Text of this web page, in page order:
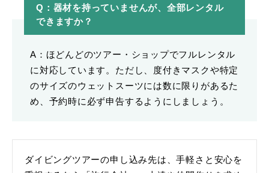
Q：器材を持っていませんが、全部レンタル
できますか？
A：ほどんどのツアー・ショップでフルレンタル
に対応しています。ただし、度付きマスクや特定
のサイズのウェットスーツには数に限りがあるた
め、予約時に必ず申告するようにしましょう。
ダイビングツアーの申し込み先は、手軽さと安心を